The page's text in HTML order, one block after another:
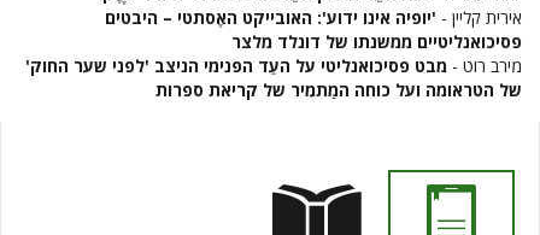
אירית קליין - 'יופיה אינו ידוע': האובייקט האֶסתטי – היבטים
פסיכואנליטיים ממשנתו של דונלד מלצר
מירב רוט - מבט פסיכואנליטי על העֵד הפנימי הניצב 'לפני שער החוק'
של הטראומה ועל כוחה המַתמִיר של קריאת ספרות